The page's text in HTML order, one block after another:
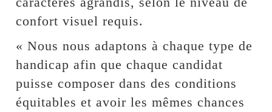
confort visuel requis.
« Nous nous adaptons à chaque type de
handicap afin que chaque candidat
puisse composer dans des conditions
équitables et avoir les mêmes chances